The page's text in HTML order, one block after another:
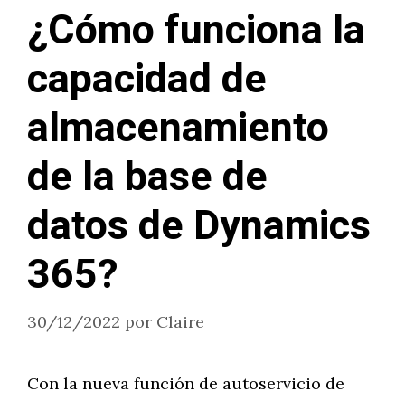
¿Cómo funciona la
capacidad de
almacenamiento
de la base de
datos de Dynamics
365?
30/12/2022 por Claire
Con la nueva función de autoservicio de